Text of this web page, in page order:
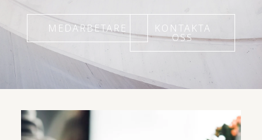
MEDARBETARE KONTAKTA
OSS